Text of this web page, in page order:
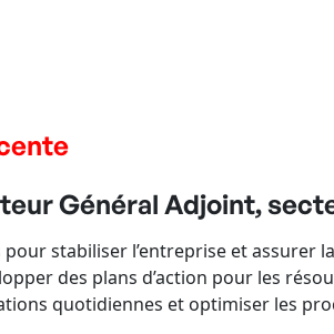
Général Adjoint,
stabiliser l’entreprise et assurer
des plans d’action pour les
quotidiennes et optimiser les